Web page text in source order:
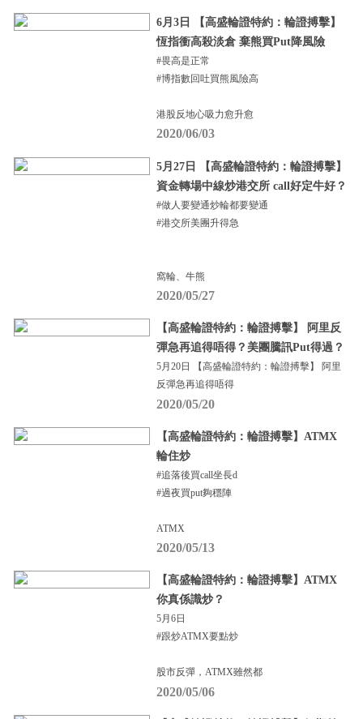
6月3日 【高盛輪證特約：輪證搏擊】
恆指衝高殺淡倉 棄熊買Put降風險
#畏高是正常
#博指數回吐買熊風險高
港股反地心吸力愈升愈
2020/06/03
5月27日 【高盛輪證特約：輪證搏擊】
資金轉場中線炒港交所 call好定牛好？
#做人要變通炒輪都要變通
#港交所美團升得急
窩輪、牛熊
2020/05/27
【高盛輪證特約：輪證搏擊】 阿里反
彈急再追得唔得？美團騰訊Put得過？
5月20日 【高盛輪證特約：輪證搏擊】 阿里
反彈急再追得唔得
2020/05/20
【高盛輪證特約：輪證搏擊】ATMX
輪住炒
#追落後買call坐長d
#過夜買put夠穩陣
ATMX
2020/05/13
【高盛輪證特約：輪證搏擊】ATMX
你真係識炒？
5月6日
#跟炒ATMX要點炒
股市反彈，ATMX雖然都
2020/05/06